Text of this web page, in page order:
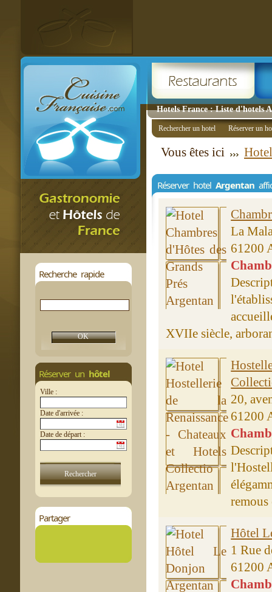
Hotels France : Liste d'hotels
Recherche rapide
Réserver un hôtel
Ville :
Date d'arrivée :
Date de départ :
Partager
Rechercher un hotel Réserver un
Vous êtes ici
Réserver hotel Argentan
La
61200
XVIIe siècle,
20,
61200
Hôtel
1 Rue
61200